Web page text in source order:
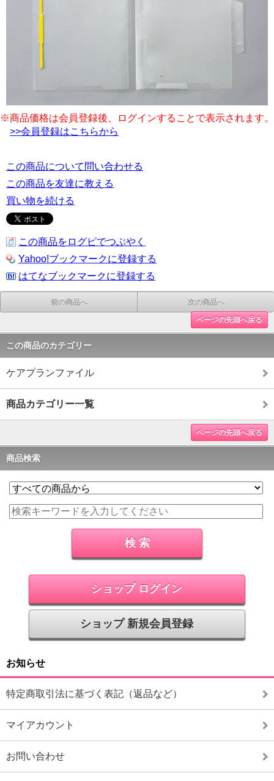
※商品価格は会員登録後、ログインすることで表示されます。
>>会員登録はこちらから
この商品について問い合わせる
この商品を友達に教える
買い物を続ける
この商品をログピでつぶやく
Yahoo!ブックマークに登録する
はてなブックマークに登録する
前の商品へ 次の商品へ
ページの先頭へ戻る
この商品のカテゴリー
ケアプランファイル
商品カテゴリー一覧
ページの先頭へ戻る
商品検索
ショップ ログイン
ショップ 新規会員登録
お知らせ
特定商取引法に基づく表記（返品など）
マイアカウント
お問い合わせ